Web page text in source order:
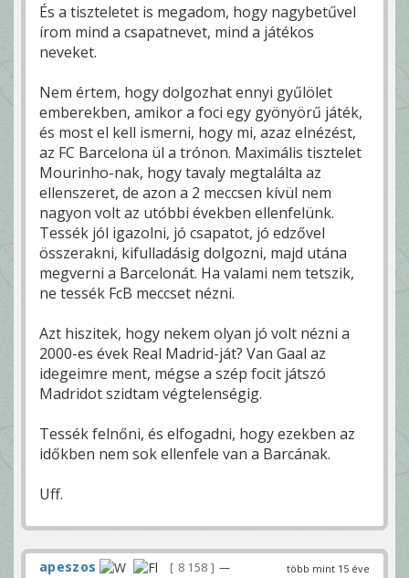
És a tiszteletet is megadom, hogy nagybetűvel
írom mind a csapatnevet, mind a játékos
neveket.
Nem értem, hogy dolgozhat ennyi gyűlölet
emberekben, amikor a foci egy gyönyörű játék,
és most el kell ismerni, hogy mi, azaz elnézést,
az FC Barcelona ül a trónon. Maximális tisztelet
Mourinho-nak, hogy tavaly megtalálta az
ellenszeret, de azon a 2 meccsen kívül nem
nagyon volt az utóbbi években ellenfelünk.
Tessék jól igazolni, jó csapatot, jó edzővel
összerakni, kifulladásig dolgozni, majd utána
megverni a Barcelonát. Ha valami nem tetszik,
ne tessék FcB meccset nézni.
Azt hiszitek, hogy nekem olyan jó volt nézni a
2000-es évek Real Madrid-ját? Van Gaal az
idegeimre ment, mégse a szép focit játszó
Madridot szidtam végtelenségig.
Tessék felnőni, és elfogadni, hogy ezekben az
időkben nem sok ellenfele van a Barcának.
Uff.
több mint 15 éve
apeszos 8 158
—